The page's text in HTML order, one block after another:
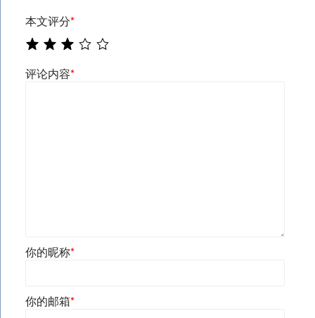
本文评分*
评论内容*
你的昵称*
你的邮箱*